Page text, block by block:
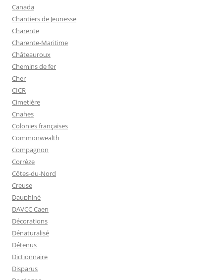
Canada
Chantiers de Jeunesse
Charente
Charente-Maritime
Châteauroux
Chemins de fer
Cher
CICR
Cimetière
Cnahes
Colonies françaises
Commonwealth
Compagnon
Corrèze
Côtes-du-Nord
Creuse
Dauphiné
DAVCC Caen
Décorations
Dénaturalisé
Détenus
Dictionnaire
Disparus